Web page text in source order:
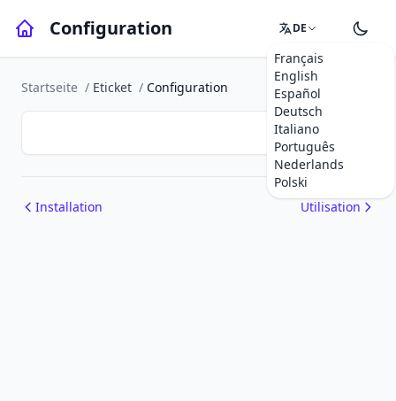
Configuration DE
Français
English
Español
Deutsch
Italiano
Português
Nederlands
Polski
Startseite / Eticket / Configuration
Installation Utilisation